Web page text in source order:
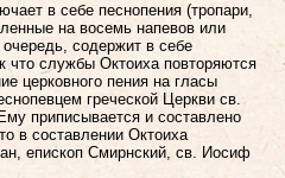
в себе песнопения (тропари,
на восемь напевов или
содержит в себе
что службы Октоиха повторяются
церковного пения на гласы
греческой Церкви св.
приписывается и составлено
в составлении Октоиха
епископ Смирнский, св. Иосиф